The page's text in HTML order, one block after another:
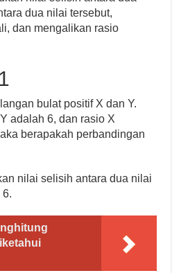
dua nilai tersebut,
dan mengalikan rasio
bulat positif X dan Y.
adalah 6, dan rasio X
berapakah perbandingan
nilai selisih antara dua nilai